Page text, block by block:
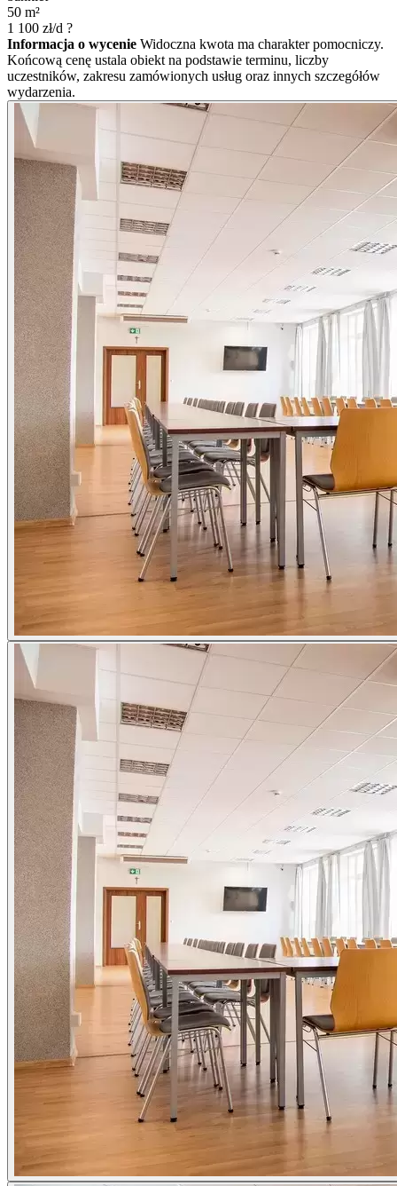
50 m²
1 100 zł/d ?
Informacja o wycenie Widoczna kwota ma charakter pomocniczy.
Końcową cenę ustala obiekt na podstawie terminu, liczby
uczestników, zakresu zamówionych usług oraz innych szczegółów
wydarzenia.